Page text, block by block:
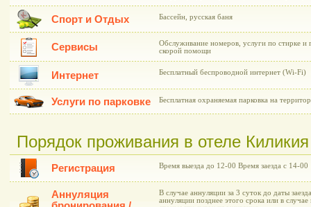
Спорт и Отдых Бассейн, русская баня
Сервисы
Обслуживание номеров, услуги по стирке и
скорой помощи
Интернет Бесплатный беспроводной интернет (Wi-Fi)
Услуги по парковке Бесплатная охраняемая парковка на
Порядок проживания в отеле
Регистрация Время выезда до 12-00 Время заезда с 14-00
Аннуляция
В случае аннуляции за 3 суток до даты
аннуляции позднее этого срока или в случае